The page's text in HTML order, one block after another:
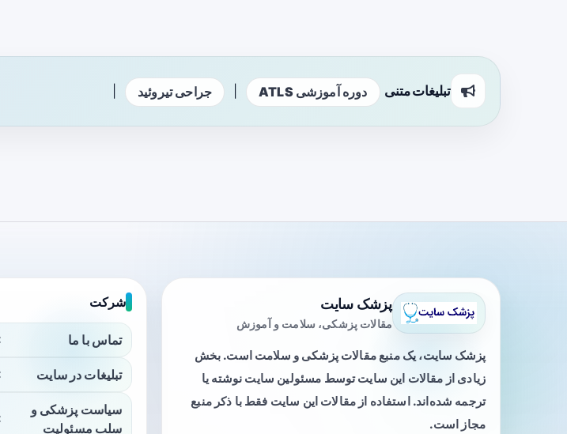
تبلیغات متنی دوره آموزشی ATLS جراحی تیروئید
پزشک سایت
مقالات پزشکی، سلامت و آموزش
پزشک سایت، یک منبع مقالات پزشکی و سلامت است. بخش
زیادی از مقالات این سایت توسط مسئولین سایت نوشته یا
ترجمه شده‌اند. استفاده از مقالات این سایت فقط با ذکر منبع
مجاز است.
شرکت
تماس با ما
تبلیغات در سایت
سیاست پزشکی و
سلب مسئولیت